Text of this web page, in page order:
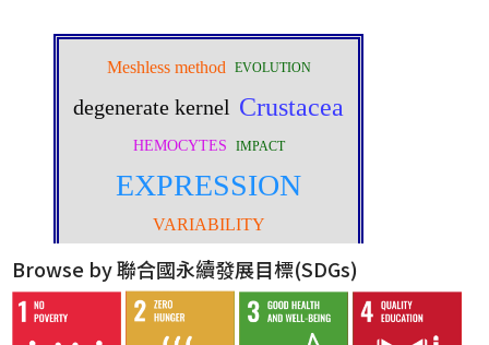
Browse by 聯合國永續發展目標(SDGs)